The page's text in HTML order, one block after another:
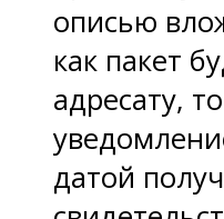
описью
как пакет
адресату,
датой